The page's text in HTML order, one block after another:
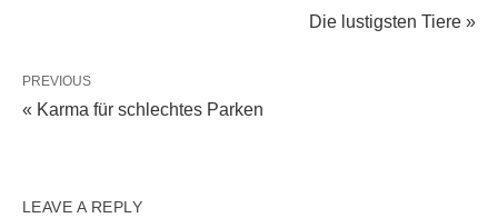
Die lustigsten Tiere »
PREVIOUS
« Karma für schlechtes Parken
LEAVE A REPLY